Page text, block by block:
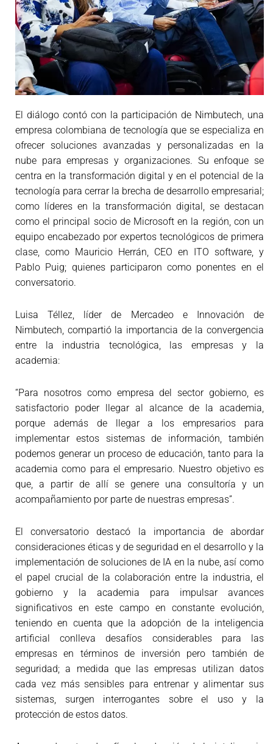
El diálogo contó con la participación de Nimbutech, una
empresa colombiana de tecnología que se especializa en
ofrecer soluciones avanzadas y personalizadas en la
nube para empresas y organizaciones. Su enfoque se
centra en la transformación digital y en el potencial de la
tecnología para cerrar la brecha de desarrollo empresarial;
como líderes en la transformación digital, se destacan
como el principal socio de Microsoft en la región, con un
equipo encabezado por expertos tecnológicos de primera
clase, como Mauricio Herrán, CEO en ITO software, y
Pablo Puig; quienes participaron como ponentes en el
conversatorio.
Luisa Téllez, líder de Mercadeo e Innovación de
Nimbutech, compartió la importancia de la convergencia
entre la industria tecnológica, las empresas y la
academia:
“Para nosotros como empresa del sector gobierno, es
satisfactorio poder llegar al alcance de la academia,
porque además de llegar a los empresarios para
implementar estos sistemas de información, también
podemos generar un proceso de educación, tanto para la
academia como para el empresario. Nuestro objetivo es
que, a partir de allí se genere una consultoría y un
acompañamiento por parte de nuestras empresas”.
El conversatorio destacó la importancia de abordar
consideraciones éticas y de seguridad en el desarrollo y la
implementación de soluciones de IA en la nube, así como
el papel crucial de la colaboración entre la industria, el
gobierno y la academia para impulsar avances
significativos en este campo en constante evolución,
teniendo en cuenta que la adopción de la inteligencia
artificial conlleva desafíos considerables para las
empresas en términos de inversión pero también de
seguridad; a medida que las empresas utilizan datos
cada vez más sensibles para entrenar y alimentar sus
sistemas, surgen interrogantes sobre el uso y la
protección de estos datos.